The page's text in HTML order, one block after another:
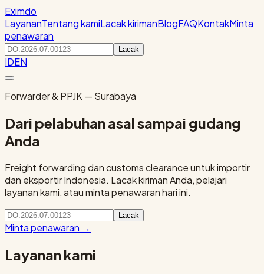
Eximdo
LayananTentang kamiLacak kirimanBlogFAQKontakMinta
penawaran
Lacak
IDEN
Forwarder & PPJK — Surabaya
Dari pelabuhan asal sampai gudang
Anda
Freight forwarding dan customs clearance untuk importir
dan eksportir Indonesia. Lacak kiriman Anda, pelajari
layanan kami, atau minta penawaran hari ini.
Lacak
Minta penawaran →
Layanan kami